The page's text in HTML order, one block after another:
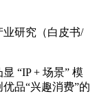
研究（白皮书/
“IP + 场景” 模
品“兴趣消费”的